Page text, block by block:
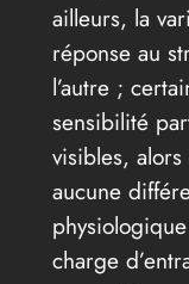
ailleurs, la
réponse au
l’autre ;
sensibilité
visibles, alors
aucune
charge